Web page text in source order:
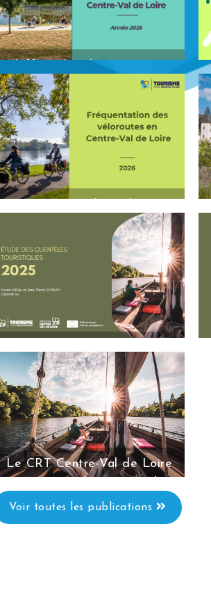
Chiffres clés du tourisme en
région Centre-Val de Loire
Chaque année le CRT Centre-Val de
Loire réalise un bilan de l’activité
touristique de l’année écoulée en
s’appuyant sur les
Lire la suite
en Centre-Val de Loire en
Cette publication mensuelle indique le
nombre de passages de vélo sur les
compteurs présents sur les véloroutes
Lire la suite
clientèles touristiques 2025
Présentation des principaux résultats
de l'étude des clientèles touristiques
de la région Centre-Val de Loire.
Etude réalisée de Pâques àLire la
suite
Le CRT Centre-Val de Loire
professionnels du tourisme - 4
Voir toutes les publications